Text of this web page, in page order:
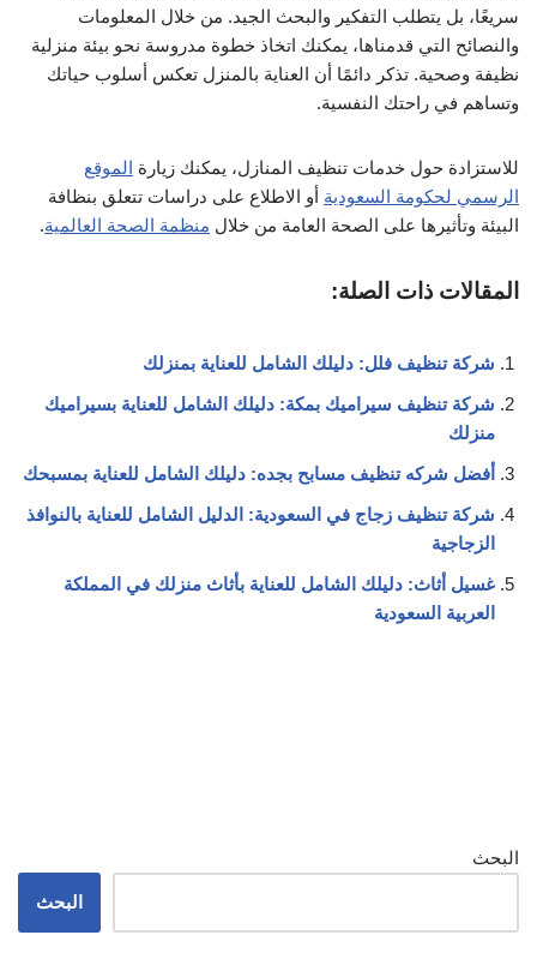
سريعًا، بل يتطلب التفكير والبحث الجيد. من خلال المعلومات
والنصائح التي قدمناها، يمكنك اتخاذ خطوة مدروسة نحو بيئة منزلية
نظيفة وصحية. تذكر دائمًا أن العناية بالمنزل تعكس أسلوب حياتك
وتساهم في راحتك النفسية.
للاستزادة حول خدمات تنظيف المنازل، يمكنك زيارة الموقع
الرسمي لحكومة السعودية أو الاطلاع على دراسات تتعلق بنظافة
البيئة وتأثيرها على الصحة العامة من خلال منظمة الصحة العالمية.
المقالات ذات الصلة:
شركة تنظيف فلل: دليلك الشامل للعناية بمنزلك
شركة تنظيف سيراميك بمكة: دليلك الشامل للعناية بسيراميك
منزلك
أفضل شركه تنظيف مسابح بجده: دليلك الشامل للعناية بمسبحك
شركة تنظيف زجاج في السعودية: الدليل الشامل للعناية بالنوافذ
الزجاجية
غسيل أثاث: دليلك الشامل للعناية بأثاث منزلك في المملكة
العربية السعودية
البحث
البحث